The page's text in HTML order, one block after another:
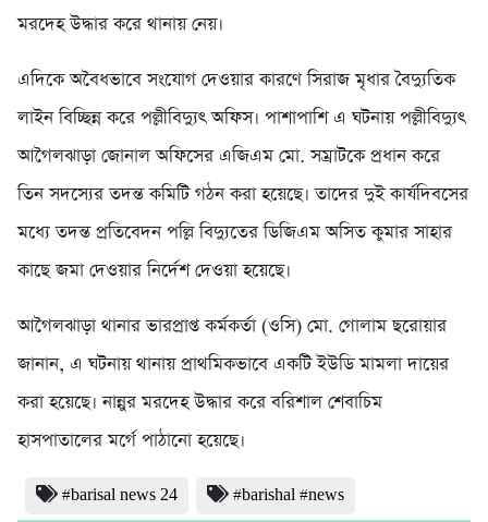
মরদেহ উদ্ধার করে থানায় নেয়।
এদিকে অবৈধভাবে সংযোগ দেওয়ার কারণে সিরাজ মৃধার বৈদ্যুতিক
লাইন বিচ্ছিন্ন করে পল্লীবিদ্যুৎ অফিস। পাশাপাশি এ ঘটনায় পল্লীবিদ্যুৎ
আগৈলঝাড়া জোনাল অফিসের এজিএম মো. সম্রাটকে প্রধান করে
তিন সদস্যের তদন্ত কমিটি গঠন করা হয়েছে। তাদের দুই কার্যদিবসের
মধ্যে তদন্ত প্রতিবেদন পল্লি বিদ্যুতের ডিজিএম অসিত কুমার সাহার
কাছে জমা দেওয়ার নির্দেশ দেওয়া হয়েছে।
আগৈলঝাড়া থানার ভারপ্রাপ্ত কর্মকর্তা (ওসি) মো. গোলাম ছরোয়ার
জানান, এ ঘটনায় থানায় প্রাথমিকভাবে একটি ইউডি মামলা দায়ের
করা হয়েছে। নান্নুর মরদেহ উদ্ধার করে বরিশাল শেবাচিম
হাসপাতালের মর্গে পাঠানো হয়েছে।
#barisal news 24 #barishal #news